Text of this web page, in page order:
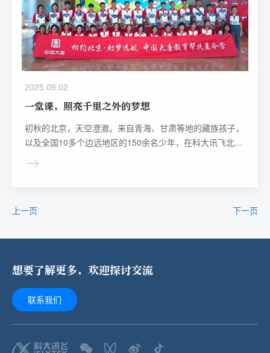
2025.09.02
一堂课，照亮千里之外的梦想
初秋的北京，天空澄澈。来自青海、甘肃等地的藏族孩子，
以及全国10多个边远地区的150余名少年，在科大讯飞北京
上一页 下一页
想要了解更多，欢迎探讨交流
联系我们